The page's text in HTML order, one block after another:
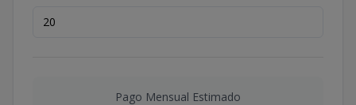
Pago Mensual Estimado